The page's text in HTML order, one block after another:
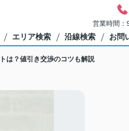
営業時間
エリア検索 沿線検索 お問
は？値引き交渉のコツも解説